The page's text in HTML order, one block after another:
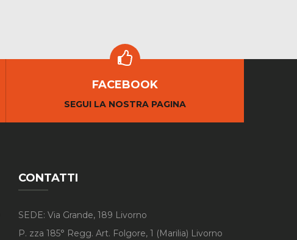
FACEBOOK
SEGUI LA NOSTRA PAGINA
CONTATTI
SEDE: Via Grande, 189 Livorno
P. zza 185° Regg. Art. Folgore, 1 (Marilia) Livorno